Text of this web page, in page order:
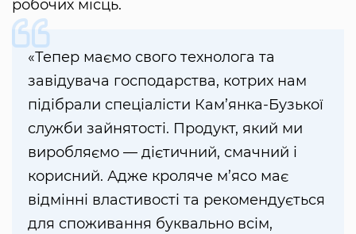
робочих місць.
«Тепер маємо свого технолога та
завідувача господарства, котрих нам
підібрали спеціалісти Кам’янка-Бузької
служби зайнятості. Продукт, який ми
виробляємо — дієтичний, смачний і
корисний. Адже кроляче м’ясо має
відмінні властивості та рекомендується
для споживання буквально всім,